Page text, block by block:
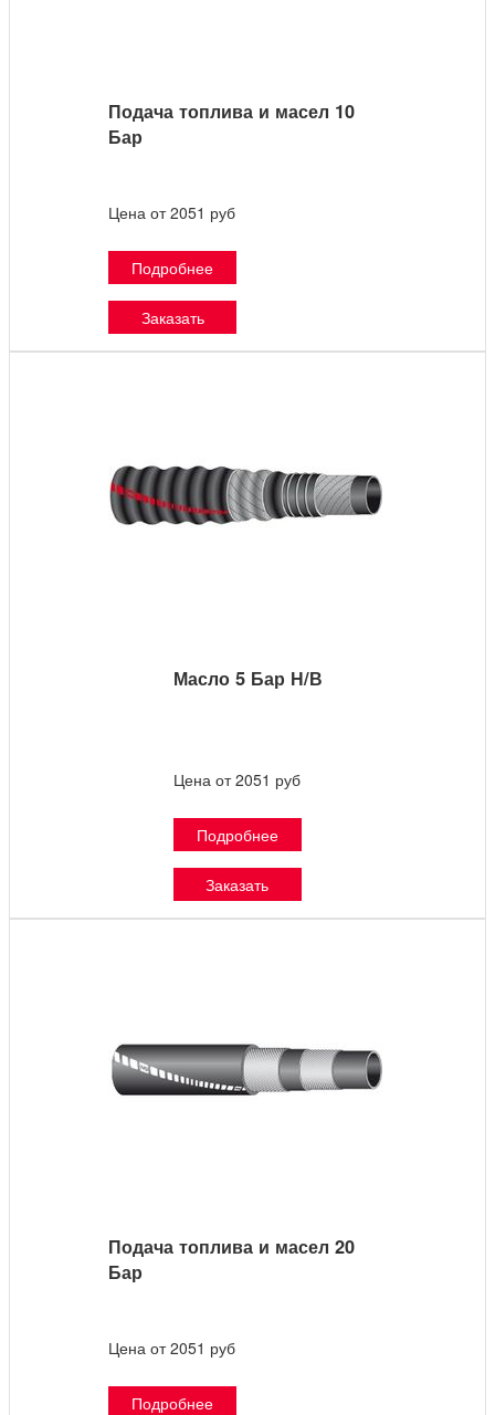
Подача топлива и масел 10
Бар
Цена от 2051 руб
Подробнее
Заказать
Масло 5 Бар Н/В
Цена от 2051 руб
Подробнее
Заказать
Подача топлива и масел 20
Бар
Цена от 2051 руб
Подробнее